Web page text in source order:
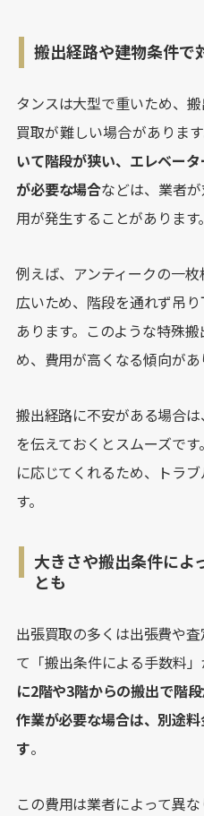
搬出経路や建物条件で
タンスは大型で重いため、
買取が難しい場合があります
いて階段が狭い、エレベー
が必要な場合などは、業者
用が発生することがあります。
例えば、アンティークの一
広いため、階段を通れず吊
あります。このような特殊
め、費用が高くなる傾向があ
搬出経路に不安がある場合
を伝えておくとスムーズで
に応じてくれるため、トラ
す。
大きさや搬出条件によ
とも
出張買取の多くは出張費や
て「搬出条件による手数料
に2階や3階からの搬出で階
作業が必要な場合は、別途
す。
この費用は業者によって異